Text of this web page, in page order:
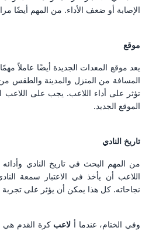
الإصابة أو ضعف الأداء. من المهم أيضًا
موقع
يعد موقع المعدات الجديدة أيضًا عاملاً
المسافة من المنزل والمدينة والطقس
تؤثر على أداء اللاعب. يجب على اللاعب
الموقع الجديد.
تاريخ النادي
من المهم البحث في تاريخ النادي
اللاعب أن يأخذ في الاعتبار سمعة
نجاحاته. كل هذا يمكن أن يؤثر على تجربة
وفي الختام، عندما أ لاعب كرة القدم هي